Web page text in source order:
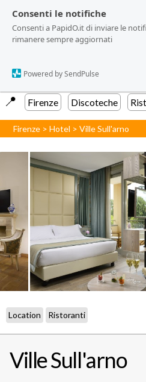
Consenti le notifiche
Consenti a PapidO.it di inviare le
rimanere sempre aggiornati
Powered by SendPulse
Consenti le notifiche
Consenti a PapidO.it di inviare le
rimanere sempre aggiornati
Powered by SendPulse
📍️ Firenze Discoteche
Firenze >Hotel >Ville Sull'arno
Location Ristoranti
Ville Sull'arno